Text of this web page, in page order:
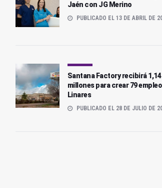
Jaén con JG Merino
PUBLICADO EL 13 DE ABRIL DE
Santana Factory recibirá 1,14
millones para crear 79
Linares
PUBLICADO EL 28 DE JULIO DE